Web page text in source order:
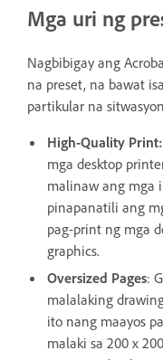
Mga uri ng
Nagbibigay ang
na preset, na bawat
partikular na
High-Quality Print:
mga desktop
malinaw ang mga
pinapanatili ang
pag-print ng mga
graphics.
Oversized Pages:
malalaking
ito nang maayos
malaki sa 200 x